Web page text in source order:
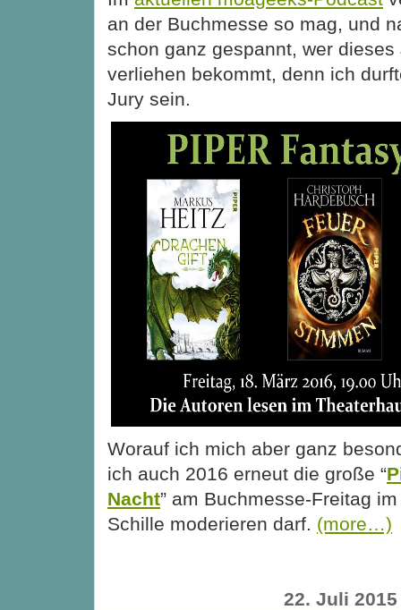
an der Buchmesse so mag, und
schon ganz gespannt, wer
verliehen bekommt, denn ich
Jury sein.
Worauf ich mich aber ganz
ich auch 2016 erneut die große “
Nacht” am Buchmesse-Freitag
Schille moderieren darf. (more…)
22. Juli 2015